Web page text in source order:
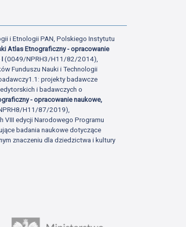
i Etnologii PAN, Polskiego Instytutu
Atlas Etnograficzny - opracowanie
I(0049/NPRH3/H11/82/2014),
Funduszu Nauki i Technologii
projekty badawcze
i badawczych o
- opracowanie naukowe,
H11/87/2019),
VIII edycji Narodowego Programu
badania naukowe dotyczące
znaczeniu dla dziedzictwa i kultury